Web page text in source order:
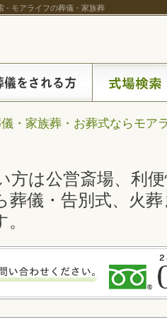
- モアライフの葬儀・家族葬
・家族葬・お葬式ならモア
方は公営斎場、利
葬儀・告別式、火